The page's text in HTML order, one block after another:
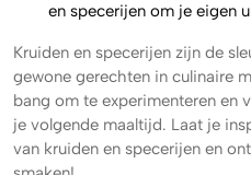
en specerijen om je eigen
Kruiden en specerijen zijn de
gewone gerechten in culinaire
bang om te experimenteren en
je volgende maaltijd. Laat je
van kruiden en specerijen en